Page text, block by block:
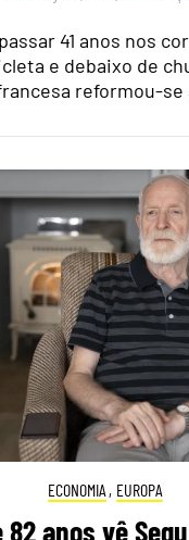
41 anos nos
e debaixo de
reformou-se
ECONOMIA , EUROPA
82 anos vê